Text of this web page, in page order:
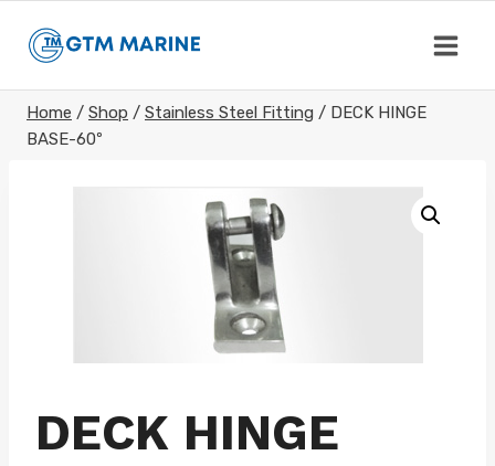
Home / Shop / Stainless Steel Fitting / DECK HINGE
BASE-60º
DECK HINGE